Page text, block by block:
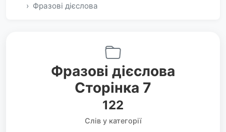
Фразові дієслова
Фразові дієслова
Сторінка 7
122
Слів у категорії